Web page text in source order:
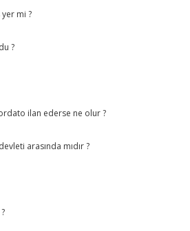
mi ?
?
ilan ederse ne olur ?
arasında mıdır ?